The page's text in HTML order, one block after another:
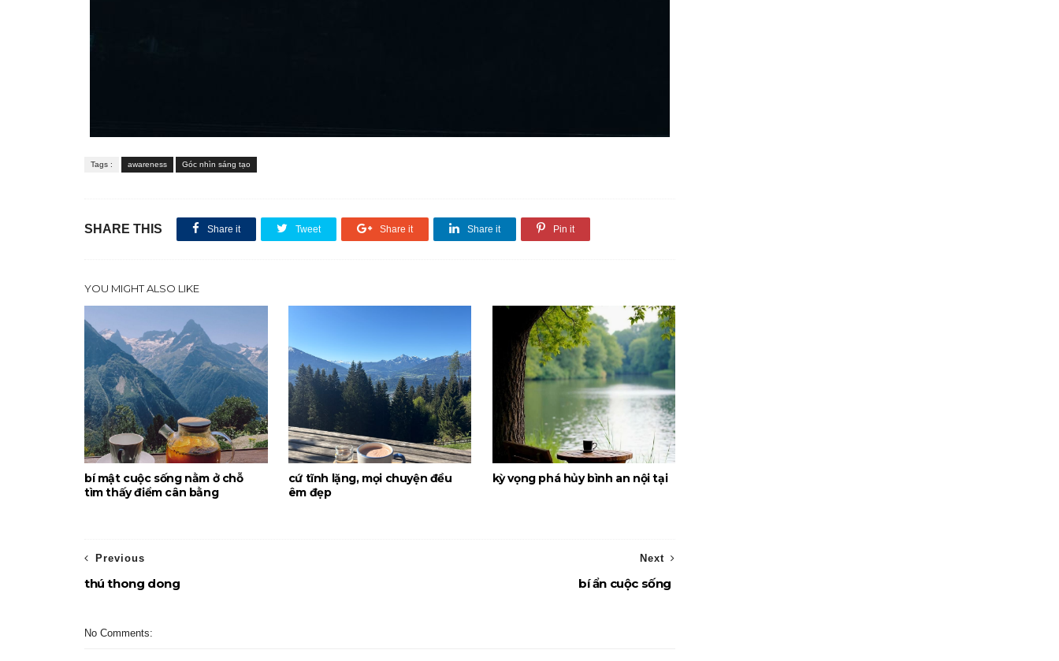
Tags : awareness Góc nhìn sáng tạo
SHARE THIS Share it Tweet Share it Share it Pin it
YOU MIGHT ALSO LIKE
bí mật cuộc sống nằm ở chỗ
tìm thấy điểm cân bằng
cứ tĩnh lặng, mọi chuyện đều
êm đẹp
kỳ vọng phá hủy bình an nội tại
Next
bí ẩn cuộc sống
Previous
thú thong dong
No Comments: